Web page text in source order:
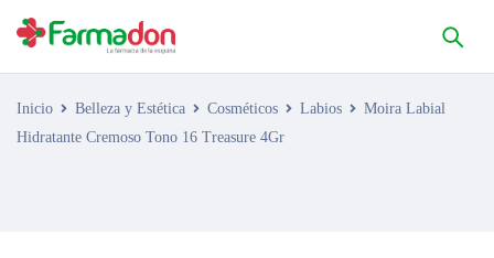
Inicio Belleza y Estética Cosméticos Labios
Moira Labial
Hidratante Cremoso Tono 16 Treasure 4Gr